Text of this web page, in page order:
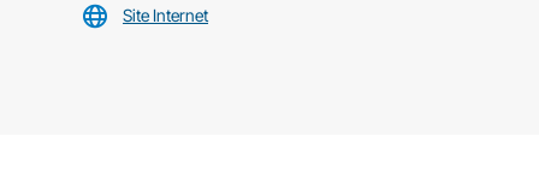
Site Internet